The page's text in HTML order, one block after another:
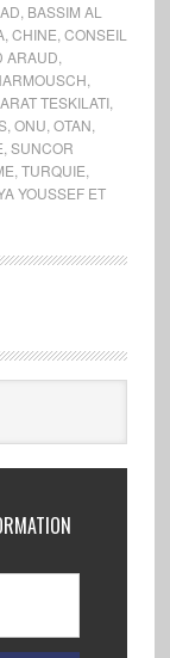
BASSIM AL
, CHINE CONSEIL
ARAUD
TESKILATI,
, ONU OTAN
SUNCOR
TURQUIE
YOUSSEF ET